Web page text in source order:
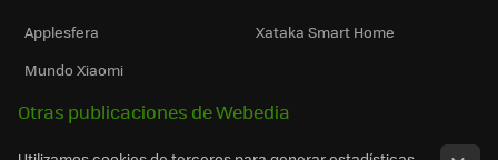
Applesfera
Xataka Smart Home
Mundo Xiaomi
Otras publicaciones de Webedia